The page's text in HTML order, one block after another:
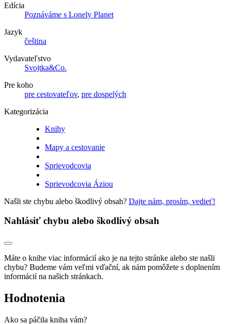
Edícia
Poznáváme s Lonely Planet
Jazyk
čeština
Vydavateľstvo
Svojtka&Co.
Pre koho
pre cestovateľov, pre dospelých
Kategorizácia
Knihy
Mapy a cestovanie
Sprievodcovia
Sprievodcovia Áziou
Našli ste chybu alebo škodlivý obsah? Dajte nám, prosím, vedieť!
Nahlásiť chybu alebo škodlivý obsah
Máte o knihe viac informácií ako je na tejto stránke alebo ste našli
chybu? Budeme vám veľmi vďační, ak nám pomôžete s doplnením
informácií na našich stránkach.
Hodnotenia
Ako sa páčila kniha vám?